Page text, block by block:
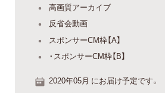
高画質アーカイブ
反省会動画
スポンサーCM枠【A】
・スポンサーCM枠【B】
2020年05月 にお届け予定です。